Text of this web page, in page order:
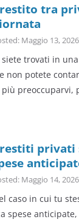
tra
Maggio 13, 2026
siete trovati in
non potete
più preoccuparvi,
privati
Maggio 14, 2026
caso in cui tu
spese